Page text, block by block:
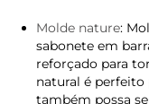
Molde nature:
sabonete em
reforçado para
natural é perfeito
também possa